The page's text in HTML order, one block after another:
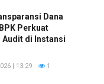
Dana
Perkuat
Audit di Instansi
| 13:29 1